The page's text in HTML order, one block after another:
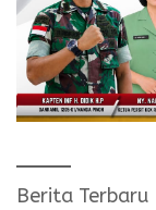
Harian
Berita Terbaru